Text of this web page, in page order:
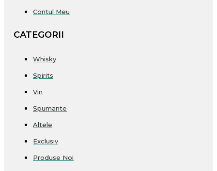
Contul Meu
CATEGORII
Whisky
Spirits
Vin
Spumante
Altele
Exclusiv
Produse Noi